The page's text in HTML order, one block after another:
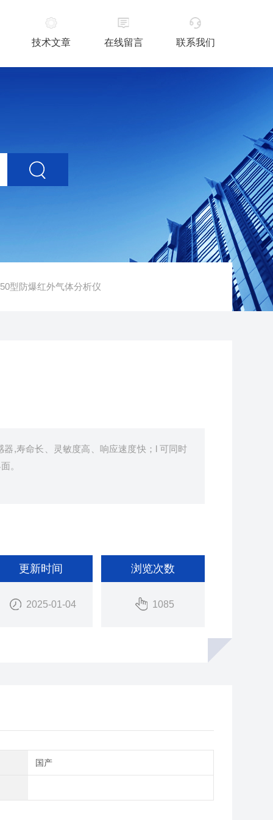
技术文章 在线留言 联系我们
型防爆红外气体分析仪
,寿命长、灵敏度高、响应速度快；l 可同时
。
更新时间
2025-01-04
浏览次数
1085
国产